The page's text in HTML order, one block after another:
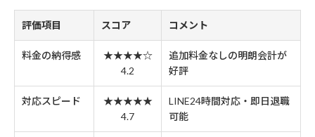
評価項目 スコア コメント
料金の納得感
★★★★☆
4.2
追加料金なしの明朗会計が
好評
対応スピード
★★★★★
4.7
LINE24時間対応・即日退職
可能